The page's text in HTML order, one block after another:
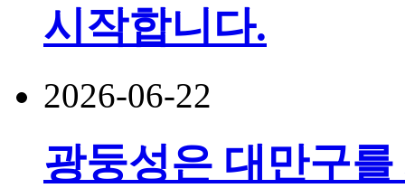
시작합니다.
2026-06-22
광둥성은 대만구